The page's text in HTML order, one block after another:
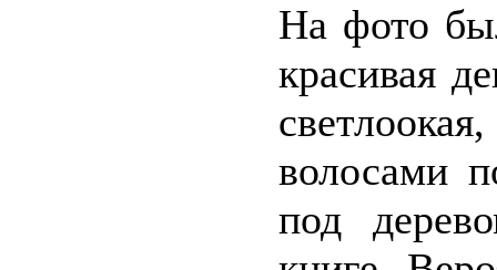
На фото
красивая
волосами
под